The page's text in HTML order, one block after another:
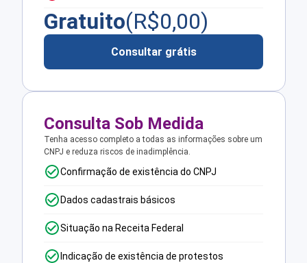
Gratuito(R$0,00)
Consultar grátis
Consulta Sob Medida
Tenha acesso completo a todas as informações sobre um
CNPJ e reduza riscos de inadimplência.
Confirmação de existência do CNPJ
Dados cadastrais básicos
Situação na Receita Federal
Indicação de existência de protestos